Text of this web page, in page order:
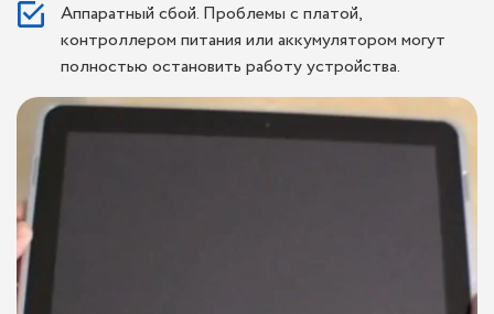
Аппаратный сбой. Проблемы с платой,
контроллером питания или аккумулятором могут
полностью остановить работу устройства.